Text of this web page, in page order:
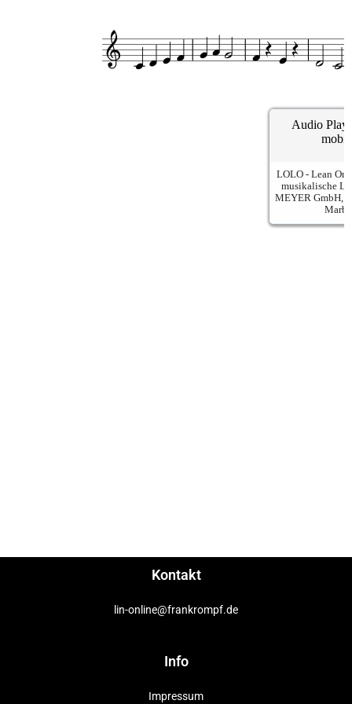
Kontakt
lin-online@frankrompf.de
Info
Impressum